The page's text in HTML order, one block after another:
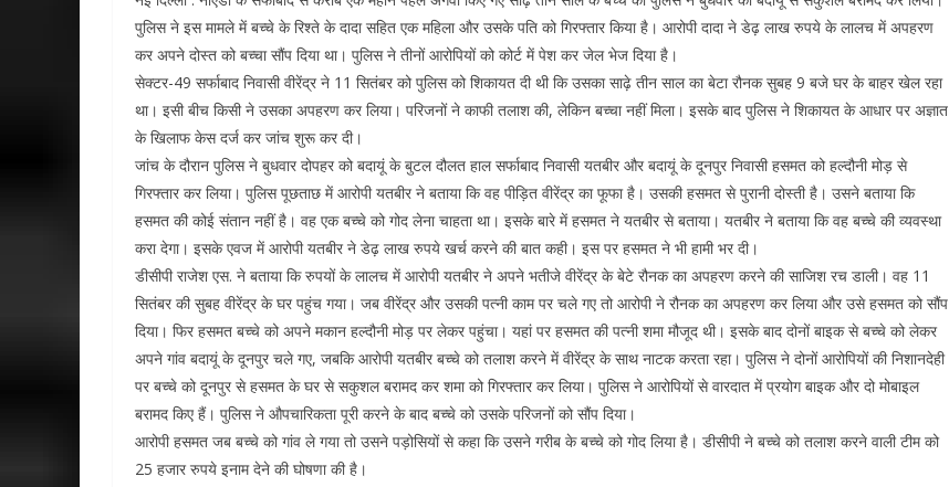
पुलिस ने इस मामले में बच्चे के रिश्ते के दादा सहित एक महिला और उसके पति को गिरफ्तार किया है। आरोपी दादा ने डेढ़ लाख रुपये के लालच में अपहरण
कर अपने दोस्त को बच्चा सौंप दिया था। पुलिस ने तीनों आरोपियों को कोर्ट में पेश कर जेल भेज दिया है।
सेक्टर-49 सर्फाबाद निवासी वीरेंद्र ने 11 सितंबर को पुलिस को शिकायत दी थी कि उसका साढ़े तीन साल का बेटा रौनक सुबह 9 बजे घर के बाहर खेल रहा
था। इसी बीच किसी ने उसका अपहरण कर लिया। परिजनों ने काफी तलाश की, लेकिन बच्चा नहीं मिला। इसके बाद पुलिस ने शिकायत के आधार पर अज्ञात
के खिलाफ केस दर्ज कर जांच शुरू कर दी।
जांच के दौरान पुलिस ने बुधवार दोपहर को बदायूं के बुटल दौलत हाल सर्फाबाद निवासी यतबीर और बदायूं के दूनपुर निवासी हसमत को हल्दौनी मोड़ से
गिरफ्तार कर लिया। पुलिस पूछताछ में आरोपी यतबीर ने बताया कि वह पीड़ित वीरेंद्र का फूफा है। उसकी हसमत से पुरानी दोस्ती है। उसने बताया कि
हसमत की कोई संतान नहीं है। वह एक बच्चे को गोद लेना चाहता था। इसके बारे में हसमत ने यतबीर से बताया। यतबीर ने बताया कि वह बच्चे की व्यवस्था
करा देगा। इसके एवज में आरोपी यतबीर ने डेढ़ लाख रुपये खर्च करने की बात कही। इस पर हसमत ने भी हामी भर दी।
डीसीपी राजेश एस. ने बताया कि रुपयों के लालच में आरोपी यतबीर ने अपने भतीजे वीरेंद्र के बेटे रौनक का अपहरण करने की साजिश रच डाली। वह 11
सितंबर की सुबह वीरेंद्र के घर पहुंच गया। जब वीरेंद्र और उसकी पत्नी काम पर चले गए तो आरोपी ने रौनक का अपहरण कर लिया और उसे हसमत को सौंप
दिया। फिर हसमत बच्चे को अपने मकान हल्दौनी मोड़ पर लेकर पहुंचा। यहां पर हसमत की पत्नी शमा मौजूद थी। इसके बाद दोनों बाइक से बच्चे को लेकर
अपने गांव बदायूं के दूनपुर चले गए, जबकि आरोपी यतबीर बच्चे को तलाश करने में वीरेंद्र के साथ नाटक करता रहा। पुलिस ने दोनों आरोपियों की निशानदेही
पर बच्चे को दूनपुर से हसमत के घर से सकुशल बरामद कर शमा को गिरफ्तार कर लिया। पुलिस ने आरोपियों से वारदात में प्रयोग बाइक और दो मोबाइल
बरामद किए हैं। पुलिस ने औपचारिकता पूरी करने के बाद बच्चे को उसके परिजनों को सौंप दिया।
आरोपी हसमत जब बच्चे को गांव ले गया तो उसने पड़ोसियों से कहा कि उसने गरीब के बच्चे को गोद लिया है। डीसीपी ने बच्चे को तलाश करने वाली टीम को
25 हजार रुपये इनाम देने की घोषणा की है।